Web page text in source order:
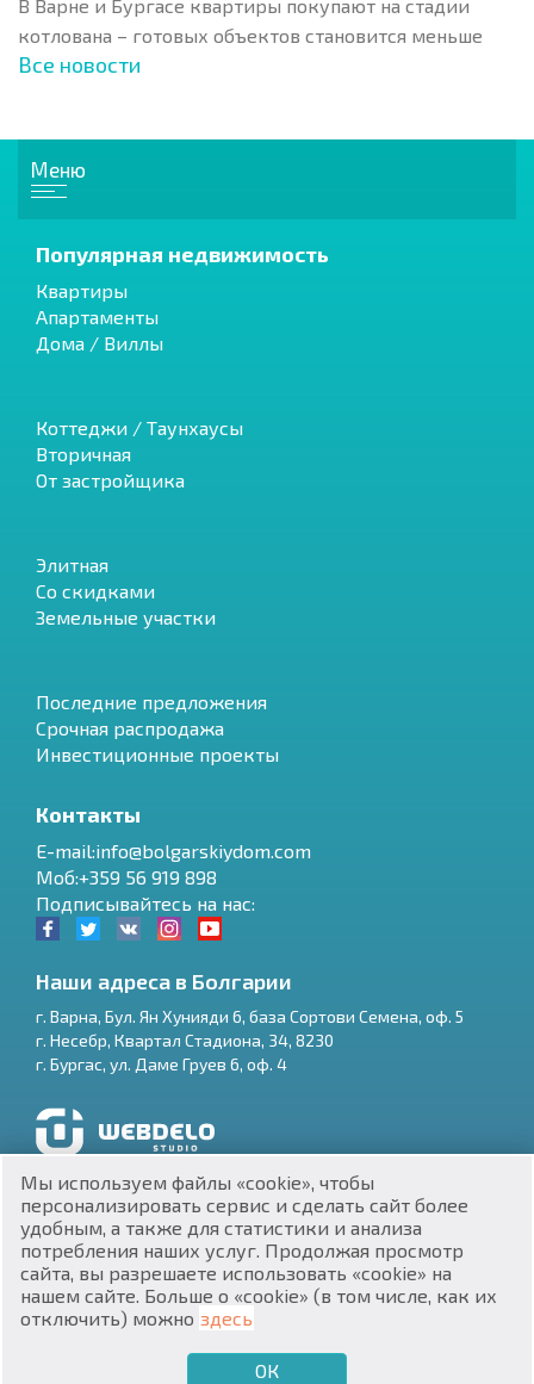
$
₽
₴
zł BG
В Варне и Бургасе квартиры покупают на стадии
котлована – готовых объектов становится меньше
Все новости
Меню
Популярная недвижимость
Квартиры
Апартаменты
Дома / Виллы
Коттеджи / Таунхаусы
Вторичная
От застройщика
Элитная
Со скидками
Земельные участки
Последние предложения
Срочная распродажа
Инвестиционные проекты
Контакты
E-mail:info@bolgarskiydom.com
Моб:+359 56 919 898
Подписывайтесь на нас:
Наши адреса в Болгарии
г. Варна, Бул. Ян Хунияди 6, база Сортови Семена, оф. 5
г. Несебр, Квартал Стадиона, 34, 8230
г. Бургас, ул. Даме Груев 6, оф. 4
Разработка и SEO продвижение сайтов
ЕИК 201160903
Мы используем файлы «cookie», чтобы
персонализировать сервис и сделать сайт более
удобным, а также для статистики и анализа
потребления наших услуг. Продолжая просмотр
сайта, вы разрешаете использовать «cookie» на
нашем сайте. Больше о «cookie» (в том числе, как их
отключить) можно здесь
ОК